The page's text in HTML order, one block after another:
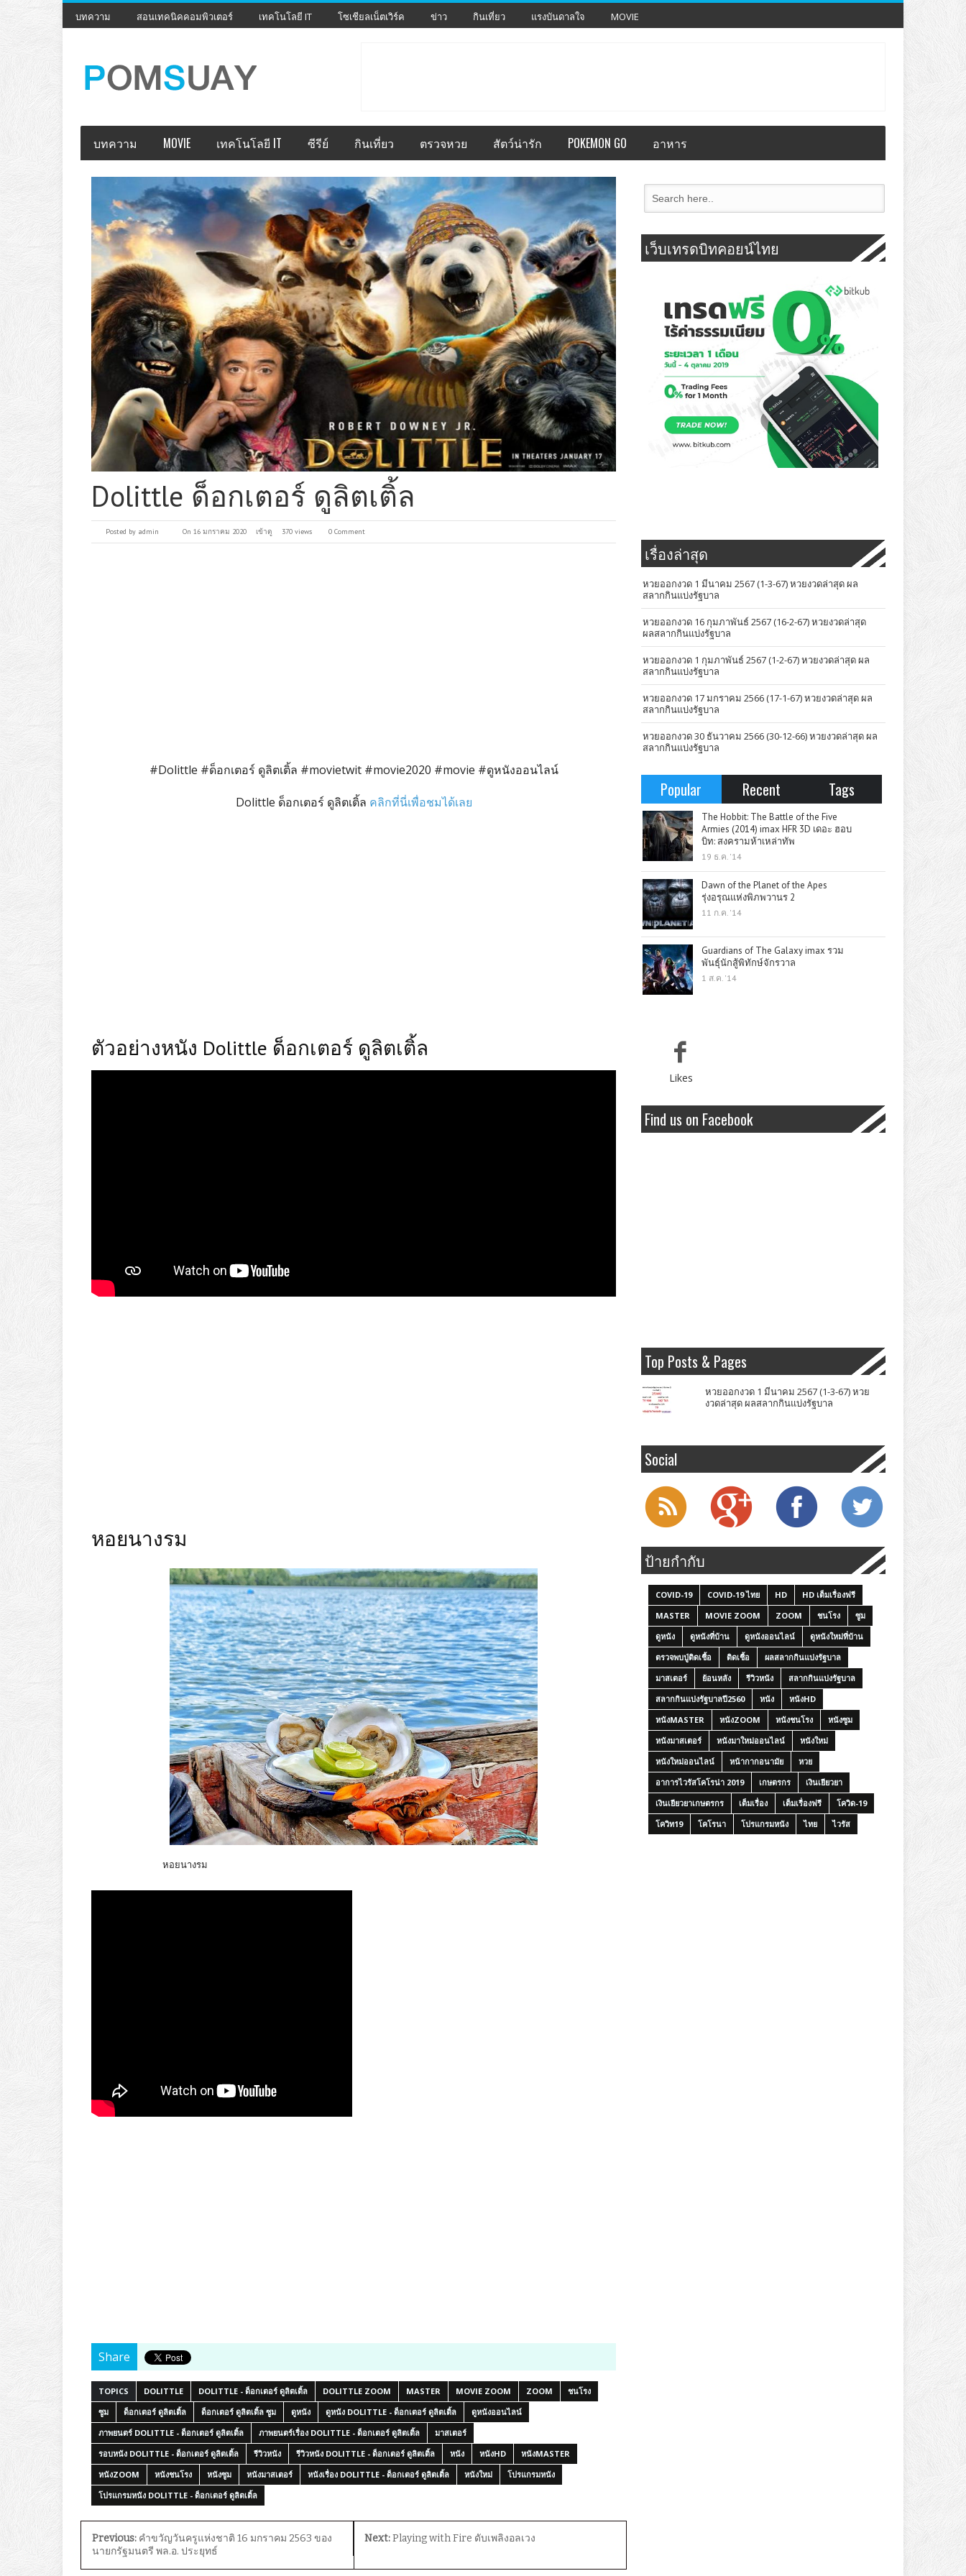
บทความ สอนเทคนิคคอมพิวเตอร์ เทคโนโลยี IT โซเชียลเน็ตเวิร์ค ข่าว กินเที่ยว แรงบันดาลใจ MOVIE
บทความ MOVIE เทคโนโลยี IT ซีรีย์ กินเที่ยว ตรวจหวย สัตว์น่ารัก POKEMON GO อาหาร
Dolittle ด็อกเตอร์ ดูลิตเติ้ล
Posted by admin On 16 มกราคม 2020 เข้าดู 370 views 0 Comment
#Dolittle #ด็อกเตอร์ ดูลิตเติ้ล #movietwit #movie2020 #movie #ดูหนังออนไลน์
Dolittle ด็อกเตอร์ ดูลิตเติ้ล คลิกที่นี่เพื่อชมได้เลย
ตัวอย่างหนัง Dolittle ด็อกเตอร์ ดูลิตเติ้ล
หอยนางรม
หอยนางรม
Share
TOPICS DOLITTLE DOLITTLE - ด็อกเตอร์ ดูลิตเติ้ล DOLITTLE ZOOM MASTER MOVIE ZOOM ZOOM
ชนโรง
ซูม
ด็อกเตอร์ ดูลิตเติ้ล ด็อกเตอร์ ดูลิตเติ้ล ซูม ดูหนัง ดูหนัง DOLITTLE - ด็อกเตอร์ ดูลิตเติ้ล
ดูหนังออนไลน์
ภาพยนตร์ DOLITTLE - ด็อกเตอร์ ดูลิตเติ้ล
ภาพยนตร์เรื่อง DOLITTLE - ด็อกเตอร์ ดูลิตเติ้ล
มาสเตอร์
รอบหนัง DOLITTLE - ด็อกเตอร์ ดูลิตเติ้ล
รีวิวหนัง รีวิวหนัง DOLITTLE - ด็อกเตอร์ ดูลิตเติ้ล หนัง หนังHD
หนังMASTER
หนังZOOM
หนังชนโรง หนังซูม หนังมาสเตอร์ หนังเรื่อง DOLITTLE - ด็อกเตอร์ ดูลิตเติ้ล หนังใหม่
โปรแกรมหนัง
โปรแกรมหนัง DOLITTLE - ด็อกเตอร์ ดูลิตเติ้ล
Previous: คำขวัญวันครูแห่งชาติ 16 มกราคม 2563 ของ
นายกรัฐมนตรี พล.อ. ประยุทธ์
Next:Playing with Fire ดับเพลิงอลเวง
เว็บเทรดบิทคอยน์ไทย
เรื่องล่าสุด
หวยออกงวด 1 มีนาคม 2567 (1-3-67) หวยงวดล่าสุด ผล
สลากกินแบ่งรัฐบาล
หวยออกงวด 16 กุมภาพันธ์ 2567 (16-2-67) หวยงวดล่าสุด
ผลสลากกินแบ่งรัฐบาล
หวยออกงวด 1 กุมภาพันธ์ 2567 (1-2-67) หวยงวดล่าสุด ผล
สลากกินแบ่งรัฐบาล
หวยออกงวด 17 มกราคม 2566 (17-1-67) หวยงวดล่าสุด ผล
สลากกินแบ่งรัฐบาล
หวยออกงวด 30 ธันวาคม 2566 (30-12-66) หวยงวดล่าสุด ผล
สลากกินแบ่งรัฐบาล
Popular Recent Tags
The Hobbit: The Battle of the Five
Armies (2014) imax HFR 3D เดอะ ฮอบ
บิท: สงครามห้าเหล่าทัพ
19 ธ.ค. '14
Dawn of the Planet of the Apes
รุ่งอรุณแห่งพิภพวานร 2
11 ก.ค. '14
Guardians of The Galaxy imax รวม
พันธุ์นักสู้พิทักษ์จักรวาล
1 ส.ค. '14
Likes
Find us on Facebook
Top Posts & Pages
หวยออกงวด 1 มีนาคม 2567 (1-3-67) หวย
งวดล่าสุด ผลสลากกินแบ่งรัฐบาล
Social
ป้ายกำกับ
COVID-19 COVID-19 ไทย HD
HD เต็มเรื่องฟรี
MASTER
MOVIE ZOOM ZOOM ชนโรง
ซูม
ดูหนัง
ดูหนังที่บ้าน ดูหนังออนไลน์
ดูหนังใหม่ที่บ้าน
ตรวจพบปู่ติดเชื้อ
ติดเชื้อ
ผลสลากกินแบ่งรัฐบาล
มาสเตอร์
ย้อนหลัง รีวิวหนัง
สลากกินแบ่งรัฐบาล
สลากกินแบ่งรัฐบาลปี2560
หนัง
หนังHD
หนังMASTER
หนังZOOM หนังชนโรง
หนังซูม
หนังมาสเตอร์
หนังมาใหม่ออนไลน์
หนังใหม่
หนังใหม่ออนไลน์
หน้ากากอนามัย
หวย
อาการไวรัสโคโรน่า 2019
เกษตรกร
เงินเยียวยา
เงินเยียวยาเกษตรกร
เต็มเรื่อง เต็มเรื่องฟรี
โควิด-19
โควิท19
โคโรนา โปรแกรมหนัง ไทย ไวรัส